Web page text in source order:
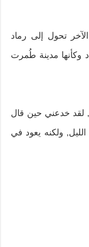
تحول إلى رماد
وكأنها مدينة طُمرت
لقد خدعني حين قال
ولكنه يعود في